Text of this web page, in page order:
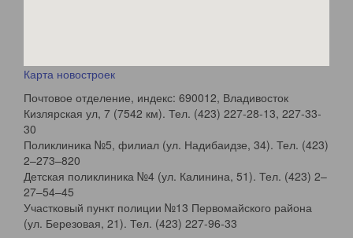
Карта новостроек
Почтовое отделение, индекс: 690012, Владивосток
Кизлярская ул, 7 (7542 км). Тел. (423) 227-28-13, 227-33-
30
Поликлиника №5, филиал (ул. Надибаидзе, 34). Тел. (423)
2–273–820
Детская поликлиника №4 (ул. Калинина, 51). Тел. (423) 2–
27–54–45
Участковый пункт полиции №13 Первомайского района
(ул. Березовая, 21). Тел. (423) 227-96-33